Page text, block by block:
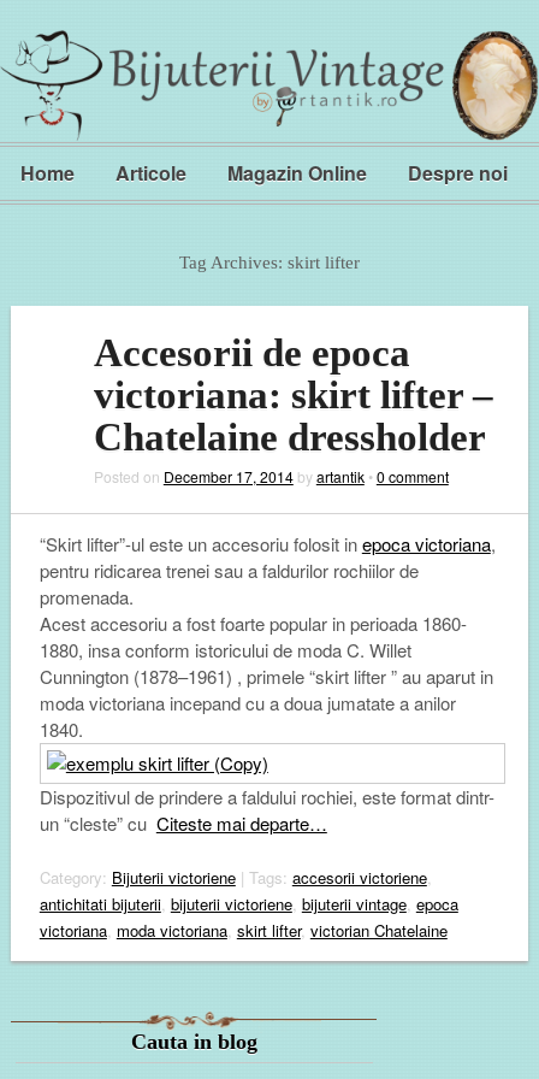
Home Articole Magazin Online Despre noi
Tag Archives: skirt lifter
Accesorii de epoca
victoriana: skirt lifter –
Chatelaine dressholder
Posted on December 17, 2014 byartantik•0 comment
“Skirt lifter”-ul este un accesoriu folosit inepoca victoriana,
pentru ridicarea trenei sau a faldurilor rochiilor de
promenada.
Acest accesoriu a fost foarte popular in perioada 1860-
1880, insa conform istoricului de moda C. Willet
Cunnington (1878–1961) , primele “skirt lifter ” au aparut in
moda victoriana incepand cu a doua jumatate a anilor
1840.
Dispozitivul de prindere a faldului rochiei, este format dintr-
un “cleste” cu Citeste mai departe…
Category: Bijuterii victoriene| Tags: accesorii victoriene,
antichitati bijuterii, bijuterii victoriene, bijuterii vintage, epoca
victoriana, moda victoriana, skirt lifter, victorian Chatelaine
Cauta in blog